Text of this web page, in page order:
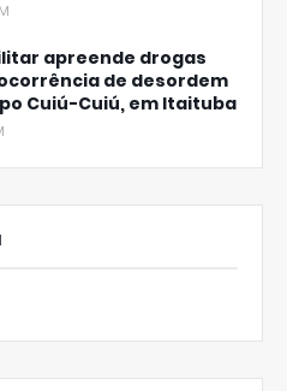
apreende drogas
de desordem
Cuiú-Cuiú, em Itaituba